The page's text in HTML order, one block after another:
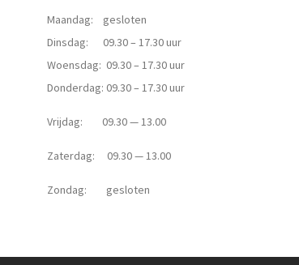
Maandag: gesloten
Dinsdag: 09.30 – 17.30 uur
Woensdag: 09.30 – 17.30 uur
Donderdag: 09.30 – 17.30 uur
Vrijdag: 09.30 — 13.00
Zaterdag: 09.30 — 13.00
Zondag: gesloten